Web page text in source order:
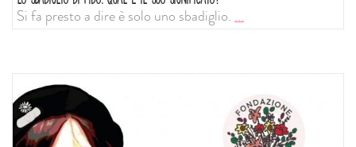
Si fa presto a dire è solo uno sbadiglio....